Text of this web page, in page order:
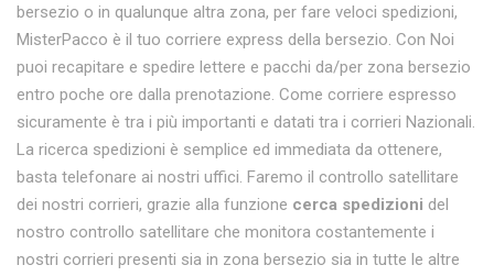
bersezio o in qualunque altra zona, per fare veloci spedizioni,
MisterPacco è il tuo corriere express della bersezio. Con Noi
puoi recapitare e spedire lettere e pacchi da/per zona bersezio
entro poche ore dalla prenotazione. Come corriere espresso
sicuramente è tra i più importanti e datati tra i corrieri Nazionali.
La ricerca spedizioni è semplice ed immediata da ottenere,
basta telefonare ai nostri uffici. Faremo il controllo satellitare
dei nostri corrieri, grazie alla funzione cerca spedizioni del
nostro controllo satellitare che monitora costantemente i
nostri corrieri presenti sia in zona bersezio sia in tutte le altre